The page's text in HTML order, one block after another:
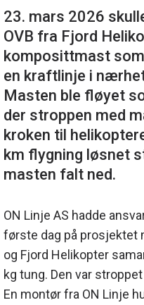
23. mars 2026
OVB fra Fjord
komposittmast
en kraftlinje i
Masten ble fløyet
der stroppen med
kroken til
km flygning løsnet
ON Linje AS hadde
første dag på prosjektet
og Fjord Helikopter
kg tung. Den var
En montør fra ON Linje